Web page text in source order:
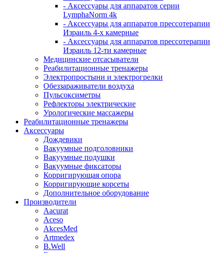
- Аксессуары для аппаратов серии
LymphaNorm 4k
- Аксессуары для аппаратов прессотерапии
Израиль 4-х камерные
- Аксессуары для аппаратов прессотерапии
Израиль 12-ти камерные
Медицинские отсасыватели
Реабилитационные тренажеры
Электропростыни и электрогрелки
Обеззараживатели воздуха
Пульсоксиметры
Рефлекторы электрические
Урологические массажеры
Реабилитационные тренажеры
Аксессуары
Дождевики
Вакуумные подголовники
Вакуумные подушки
Вакуумные фиксаторы
Корригирующая опора
Корригирующие корсеты
Дополнительное оборудование
Производители
Aacurat
Aceso
AkcesMed
Artmedex
B.Well